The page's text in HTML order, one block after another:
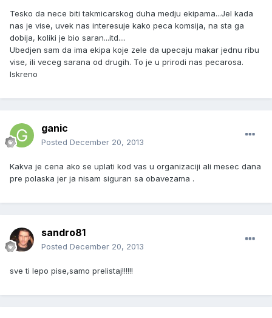
Tesko da nece biti takmicarskog duha medju ekipama...Jel kada
nas je vise, uvek nas interesuje kako peca komsija, na sta ga
dobija, koliki je bio saran...itd....
Ubedjen sam da ima ekipa koje zele da upecaju makar jednu ribu
vise, ili veceg sarana od drugih. To je u prirodi nas pecarosa.
Iskreno
ganic
Posted December 20, 2013
Kakva je cena ako se uplati kod vas u organizaciji ali mesec dana
pre polaska jer ja nisam siguran sa obavezama .
sandro81
Posted December 20, 2013
sve ti lepo pise,samo prelistaj!!!!!!